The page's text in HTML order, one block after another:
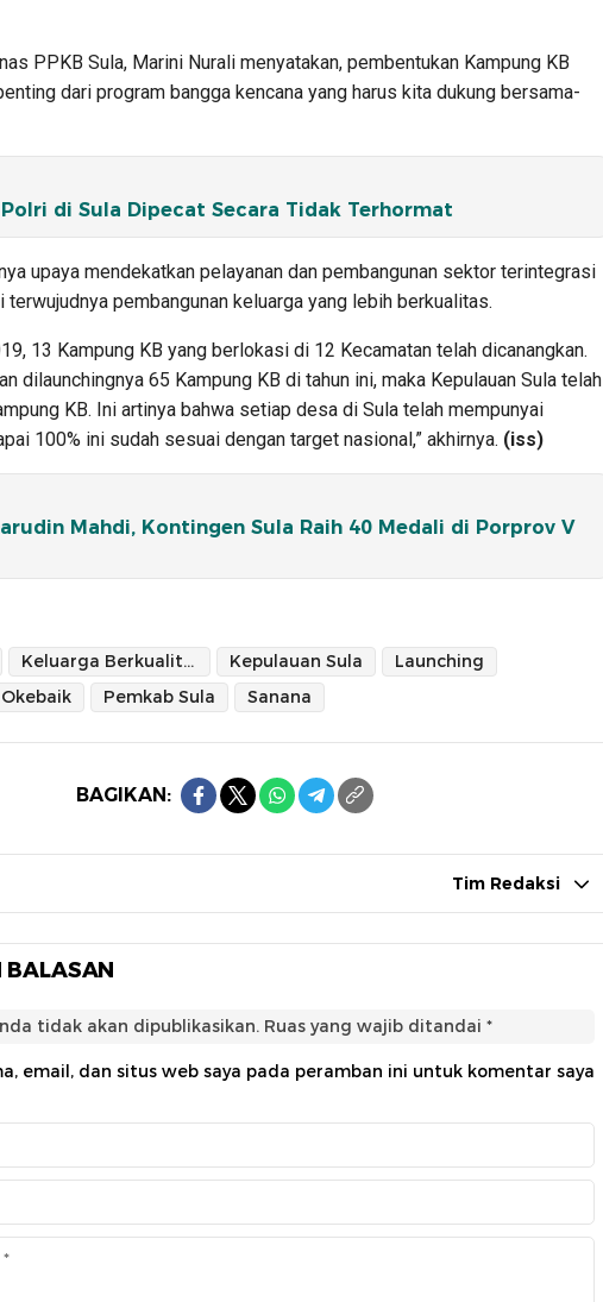
PPKB Sula, Marini Nurali menyatakan, pembentukan Kampung KB
dari program bangga kencana yang harus kita dukung bersama-
di Sula Dipecat Secara Tidak Terhormat
upaya mendekatkan pelayanan dan pembangunan sektor terintegrasi
pembangunan keluarga yang lebih berkualitas.
13 Kampung KB yang berlokasi di 12 Kecamatan telah dicanangkan.
dilaunchingnya 65 Kampung KB di tahun ini, maka Kepulauan Sula telah
KB. Ini artinya bahwa setiap desa di Sula telah mempunyai
100% ini sudah sesuai dengan target nasional,” akhirnya. (iss)
Mahdi, Kontingen Sula Raih 40 Medali di Porprov V
Keluarga Berkualitas Kepulauan Sula
Launching
Okebaik Pemkab Sula Sanana
BAGIKAN:
Tim Redaksi
BALASAN
tidak akan dipublikasikan. Ruas yang wajib ditandai *
email, dan situs web saya pada peramban ini untuk komentar saya